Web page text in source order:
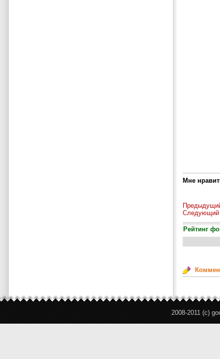
Мне
Следующий
Рейтинг
2008-2011 (c)